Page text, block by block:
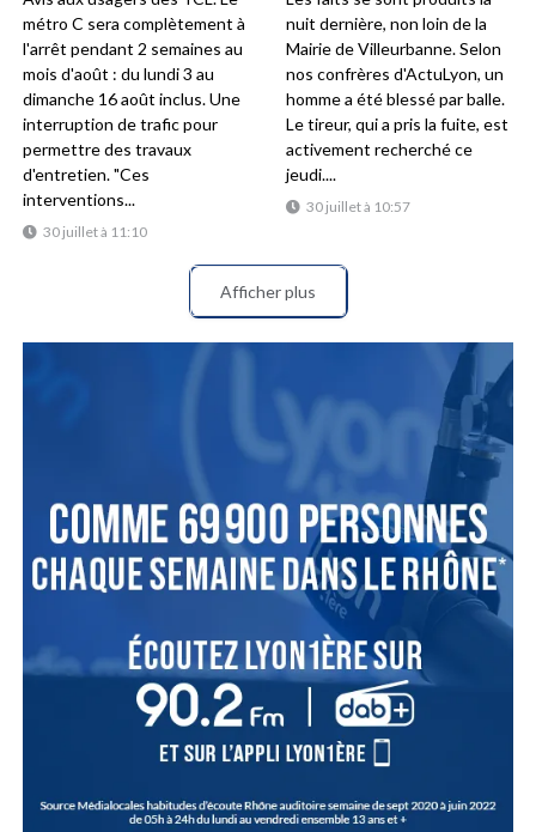
30 juillet à 11:10
métro C sera complètement à
l'arrêt pendant 2 semaines au
mois d'août : du lundi 3 au
dimanche 16 août inclus. Une
interruption de trafic pour
permettre des travaux
d'entretien. "Ces
interventions...
30 juillet à 10:57
nuit dernière, non loin de la
Mairie de Villeurbanne. Selon
nos confrères d'ActuLyon, un
homme a été blessé par balle.
Le tireur, qui a pris la fuite, est
activement recherché ce
jeudi....
Afficher plus